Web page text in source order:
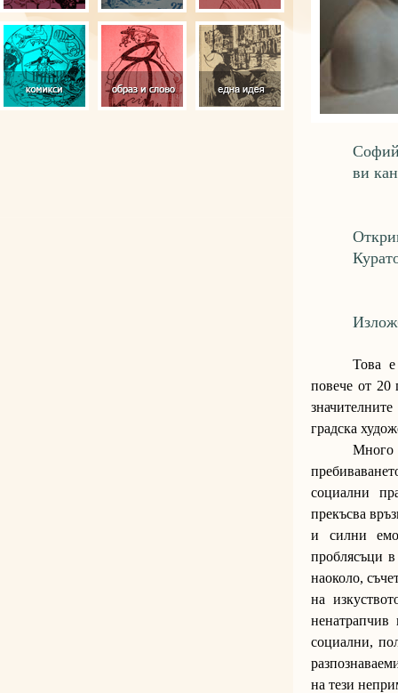
ви
Това
повече от 20
градска
Много
социални
прекъсва
и силни
проблясъци
наоколо,
на
социални,
на тези